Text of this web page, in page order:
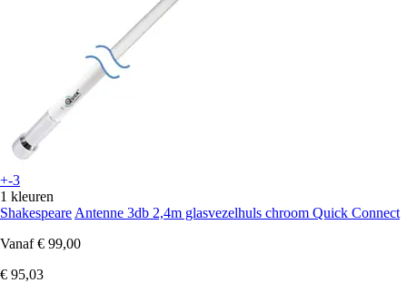
+-3
1 kleuren
Shakespeare Antenne 3db 2,4m glasvezelhuls chroom Quick Connect
Vanaf € 99,00
€ 95,03